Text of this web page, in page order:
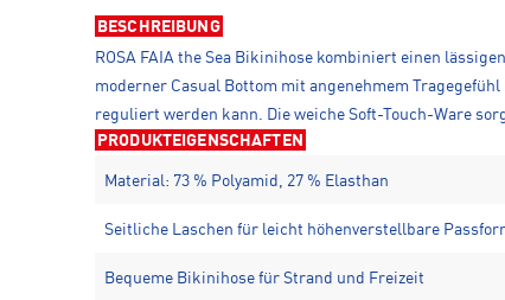
BESCHREIBUNG
ROSA FAIA the Sea Bikinihose kombiniert einen
moderner Casual Bottom mit angenehmem
reguliert werden kann. Die weiche Soft-Touch-Ware
PRODUKTEIGENSCHAFTEN
Material: 73 % Polyamid, 27 % Elasthan
Seitliche Laschen für leicht höhenverstellbare
Bequeme Bikinihose für Strand und Freizeit